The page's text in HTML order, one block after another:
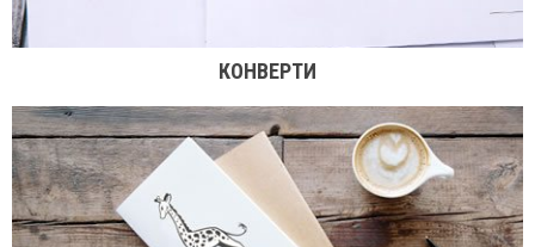
КОНВЕРТИ